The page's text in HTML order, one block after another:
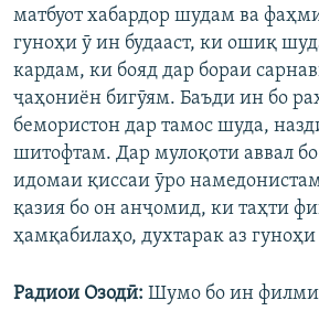
матбуот хабардор шудам ва
гуноҳи ӯ ин будааст, ки ошиқ
кардам, ки бояд дар бораи
ҷаҳониён бигӯям. Баъди ин бо
бемористон дар тамос шуда,
шитофтам. Дар мулоқоти аввал
идомаи қиссаи ӯро
қазия бо он анҷомид, ки таҳти
ҳамқабилаҳо, духтарак аз
Радиои Озодӣ: Шумо бо ин филми